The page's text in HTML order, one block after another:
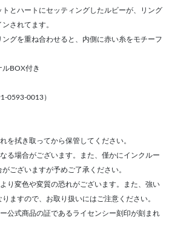
トとハートにセッティングしたルビーが、リング
されてます。
グを重ね合わせると、内側に赤い糸をモチーフ
ルBOX付き
0593-0013）
を拭き取ってから保管してください。
る場合がございます。また、僅かにインクルー
ございますが予めご了承ください。
り変色や変質の恐れがございます。また、強い
ますので、お取り扱いにはご注意ください。
公式商品の証であるライセンシー刻印が刻まれ